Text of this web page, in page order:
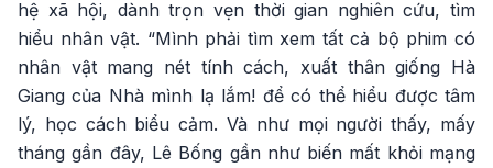
hệ xã hội, dành trọn vẹn thời gian nghiên cứu, tìm
hiểu nhân vật. “Mình phải tìm xem tất cả bộ phim có
nhân vật mang nét tính cách, xuất thân giống Hà
Giang của Nhà mình lạ lắm! để có thể hiểu được tâm
lý, học cách biểu cảm. Và như mọi người thấy, mấy
tháng gần đây, Lê Bống gần như biến mất khỏi mạng